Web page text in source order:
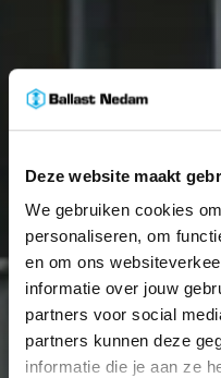
Deze website maakt
We gebruiken cookies
personaliseren, om
en om ons
informatie over jouw
partners voor social
partners kunnen deze
informatie die je aan ze